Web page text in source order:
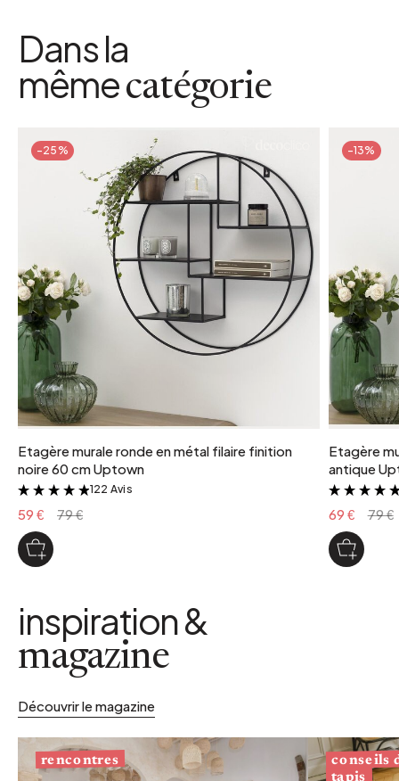
Dans la
mêmecatégorie
-25%
Etagère murale ronde en métal filaire finition
noire 60 cm Uptown
&
122 Avis
59 € 79 €
-13%
Etagère
antique
69 € 79 €
inspiration &
magazine
Découvrir le magazine
rencontres conseils
tapis